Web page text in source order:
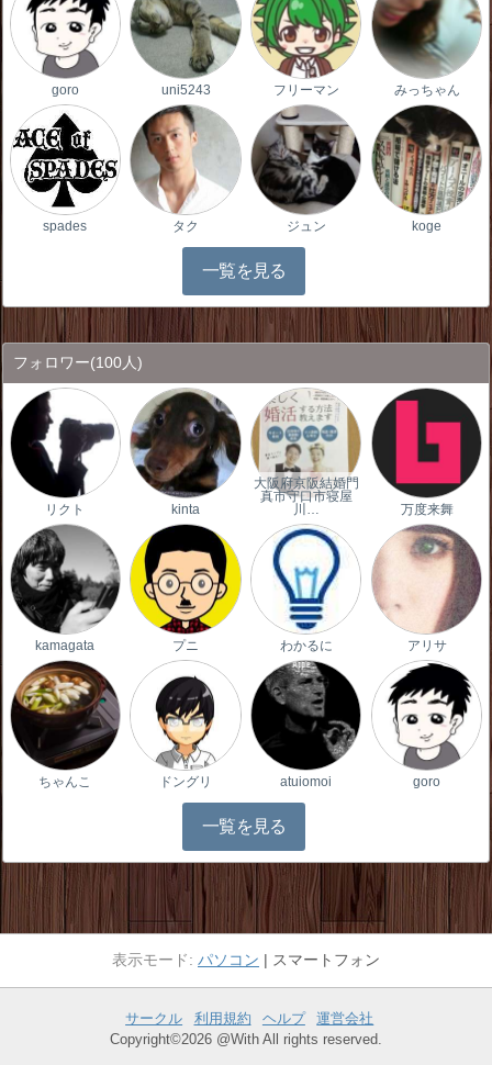
goro uni5243 フリーマン みっちゃん
spades タク ジュン koge
一覧を見る
フォロワー(100人)
リクト kinta
大阪府京阪結婚門
真市守口市寝屋
川…
万度来舞
kamagata プニ わかるに アリサ
ちゃんこ ドングリ atuiomoi goro
一覧を見る
パソコン スマートフォン
サークル 利用規約 ヘルプ
運営会社
Copyright©2026 @With All rights reserved.